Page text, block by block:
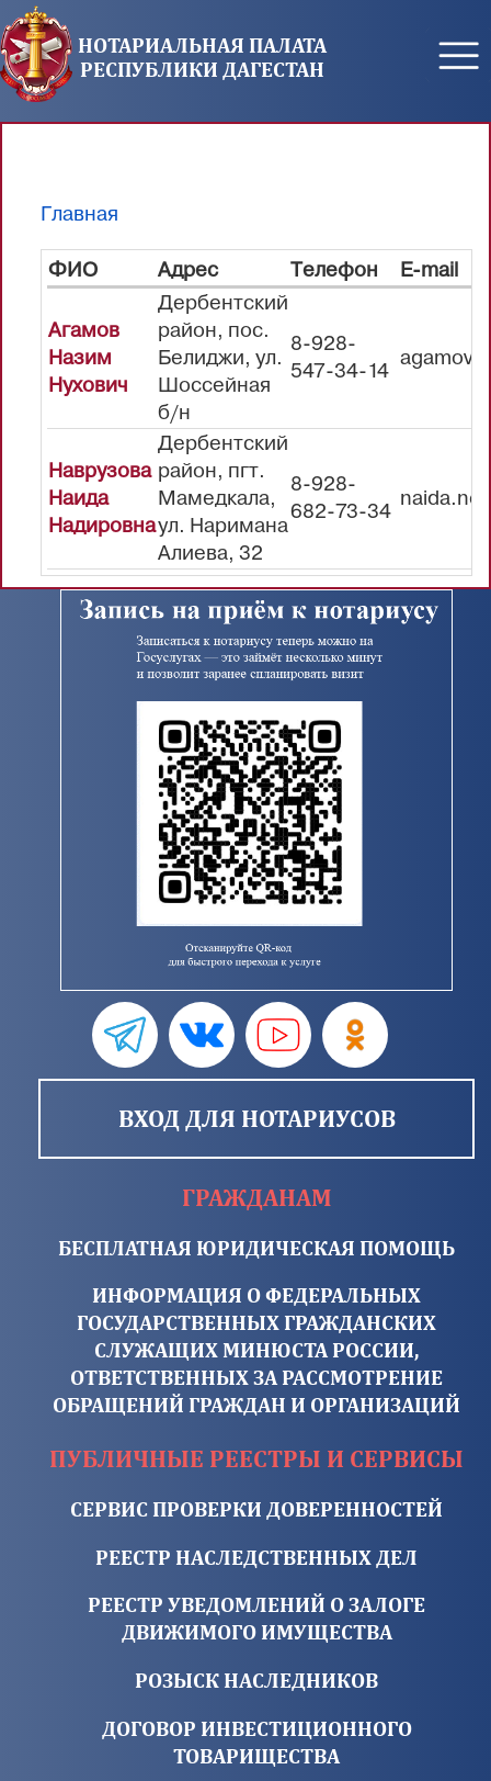
Перейти к основному содержанию
НОТАРИАЛЬНАЯ ПАЛАТА
РЕСПУБЛИКИ ДАГЕСТАН
Вы здесь
Главная
ФИО Адрес Телефон E-mail
Агамов
Назим
Нухович
Дербентский
район, пос.
Белиджи, ул.
Шоссейная
б/н
8-928-
547-34-14
Наврузова
Наида
Надировна
Дербентский
район, пгт.
Мамедкала,
ул. Наримана
Алиева, 32
8-928-
682-73-34
ВХОД ДЛЯ НОТАРИУСОВ
ГРАЖДАНАМ
БЕСПЛАТНАЯ ЮРИДИЧЕСКАЯ ПОМОЩЬ
ИНФОРМАЦИЯ О ФЕДЕРАЛЬНЫХ
ГОСУДАРСТВЕННЫХ ГРАЖДАНСКИХ
СЛУЖАЩИХ МИНЮСТА РОССИИ,
ОТВЕТСТВЕННЫХ ЗА РАССМОТРЕНИЕ
ОБРАЩЕНИЙ ГРАЖДАН И ОРГАНИЗАЦИЙ
ПУБЛИЧНЫЕ РЕЕСТРЫ И СЕРВИСЫ
СЕРВИС ПРОВЕРКИ ДОВЕРЕННОСТЕЙ
РЕЕСТР НАСЛЕДСТВЕННЫХ ДЕЛ
РЕЕСТР УВЕДОМЛЕНИЙ О ЗАЛОГЕ
ДВИЖИМОГО ИМУЩЕСТВА
РОЗЫСК НАСЛЕДНИКОВ
ДОГОВОР ИНВЕСТИЦИОННОГО
ТОВАРИЩЕСТВА